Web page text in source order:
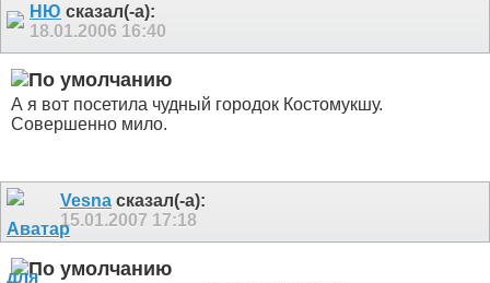
НЮ сказал(-а):
18.01.2006 16:40
А я вот посетила чудный городок Костомукшу.
Совершенно мило.
Vesna сказал(-а):
15.01.2007 17:18